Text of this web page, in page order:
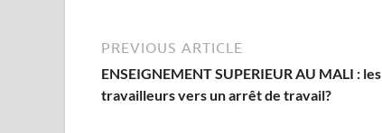
PREVIOUS ARTICLE
ENSEIGNEMENT SUPERIEUR AU MALI : les
travailleurs vers un arrêt de travail?